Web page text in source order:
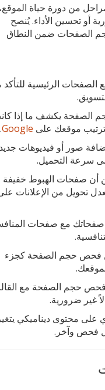
من دورة حياة
أو تحسين الأداء. يُنصح
الصفحات ضمن النطاق
الرئيسية
الصفحة يكشف ما إذا
ترتيب موقعك على Google
.
صور أو فيديوهات
سرعة التحميل.
أن صفحات الهبوط خفيفة
تحويل من الإعلانات
مع صفحات
حجم الصفحة كجزء
حجم الصفحة مع
غير ضرورية.
محتوى ديناميكي
فحص وآخر.